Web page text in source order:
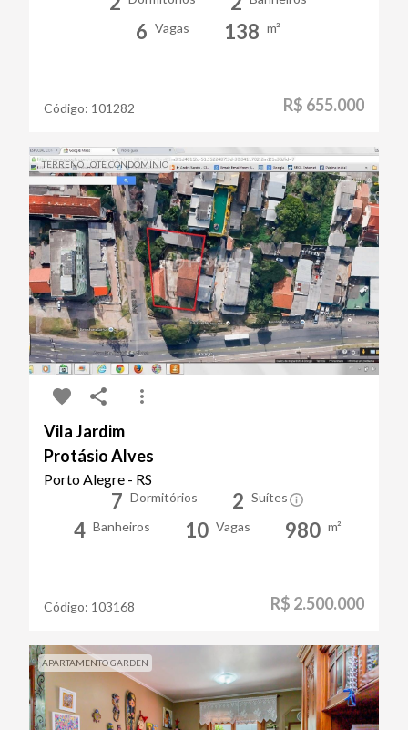
6 Vagas 138 m²
Código: 101282 R$ 655.000
TERRENO LOTE CONDOMINIO
Vila Jardim
Protásio Alves
Porto Alegre - RS
7 Dormitórios 2 Suítes
4 Banheiros 10 Vagas 980 m²
Código: 103168 R$ 2.500.000
APARTAMENTO GARDEN